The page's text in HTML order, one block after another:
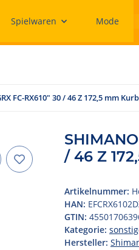
Spielwaren Mode
FC-RX610" 30 / 46 Z 172,5 mm
/ 46 Z
Artikelnummer:
HAN:
GTIN:
Kategorie:
Hersteller: